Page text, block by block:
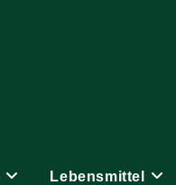
Lebensmittel